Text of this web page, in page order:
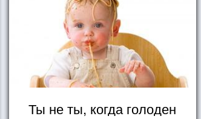
Ты не ты, когда голоден